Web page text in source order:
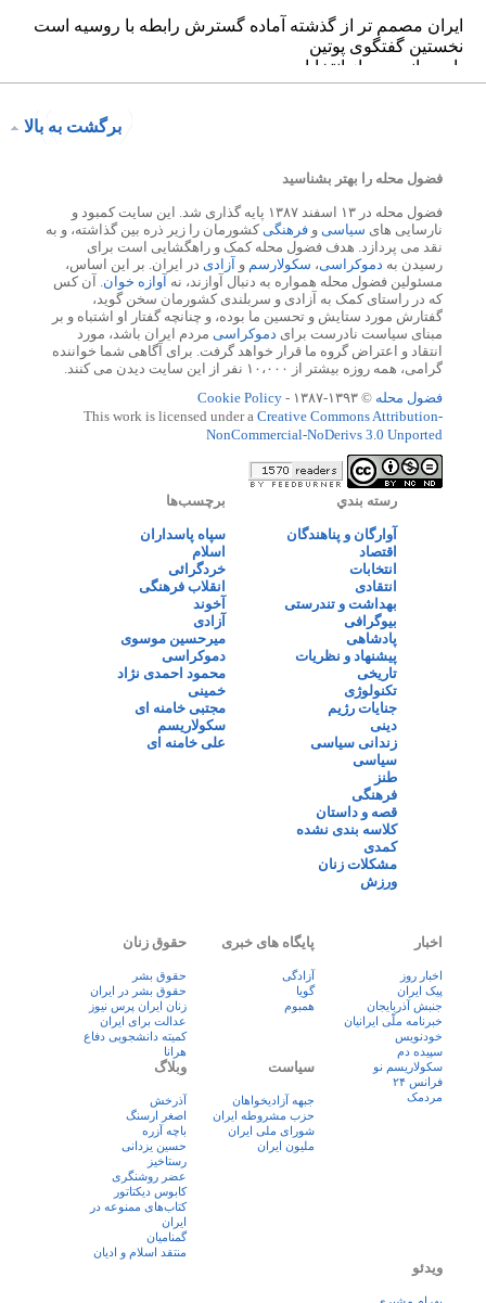
برگشت به بالا
فضول محله را بهتر بشناسید
فضول محله در ۱۳ اسفند ۱۳۸۷ پایه گذاری شد. این سایت کمبود و
نارسایی های سیاسی و فرهنگیکشورمان را زیر ذره بین گذاشته، و به
نقد می پردازد. هدف فضول محله کمک و راهگشایی است برای
رسیدن به دموکراسی، سکولارسم و آزادی در ایران. بر این اساس،
مسئولین فضول محله همواره به دنبال آوازند، نه آوازه خوان. آن کس
که در راستای کمک به آزادی و سربلندی کشورمان سخن گوید،
گفتارش مورد ستایش و تحسین ما بوده، و چنانچه گفتار او اشتباه و بر
مبنای سیاست نادرست برای دموکراسی مردم ایران باشد، مورد
انتقاد و اعتراض گروه ما قرار خواهد گرفت. برای آگاهی شما خواننده
گرامی، همه روزه بیشتر از ۱۰،۰۰۰ نفر از این سایت دیدن می کنند.
فضول محله © ۱۳۹۳-۱۳۸۷ -
Cookie Policy
This work is licensed under a Creative Commons Attribution-
NonCommercial-NoDerivs 3.0 Unported
رسته بندي
آوارگان و پناهندگان
اقتصاد
انتخابات
انتقادی
بهداشت و تندرستی
بیوگرافی
پادشاهی
پیشنهاد و نظریات
تاریخی
تکنولوژی
جنایات رژیم
دینی
زندانی سیاسی
سیاسی
طنز
فرهنگی
قصه و داستان
کلاسه بندی نشده
کمدی
مشکلات زنان
ورزش
برچسب‌ها
سپاه پاسداران
اسلام
خردگرائی
انقلاب فرهنگی
آخوند
آزادی
میرحسین موسوی
دموکراسی
محمود احمدی نژاد
خمینی
مجتبی خامنه ای
سکولاریسم
علی خامنه ای
اخبار
اخبار روز
پيک ايران
جنبش آذربایجان
خبرنامه ملّی ایرانیان
خودنویس
سپیده دم
سکولاریسم نو
فرانس ۲۴
مردمک
پایگاه های خبری
آزادگی
گویا
همبوم
حقوق زنان
حقوق بشر
حقوق بشر در ایران
زنان ايران پرس نيوز
عدالت برای ایران
کمیته دانشجویی دفاع
هرانا
سیاست
جبهه آزادیخواهان
حزب مشروطه ایران
شورای ملی ایران
ملیون ایران
وبلاگ
آذرخش
اصغر ارسنگ
باچه آزره
حسین یزدانی
رستاخیز
عضر روشنگری
کابوس دیکتاتور
کتاب‌های ممنوعه در
ایران
گمنامیان
منتقد اسلام و ادیان
ویدئو